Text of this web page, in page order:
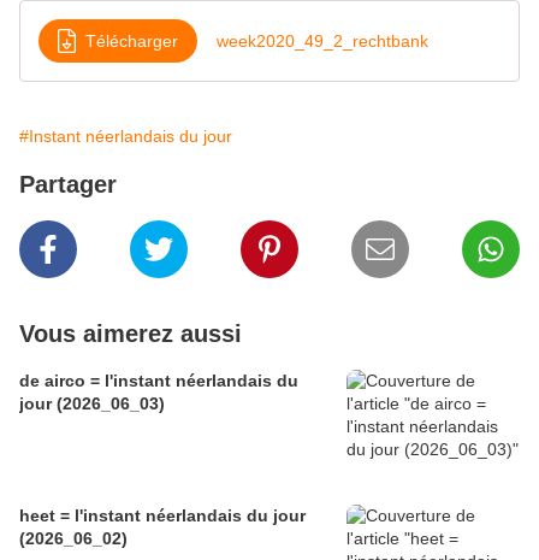
Télécharger week2020_49_2_rechtbank
#Instant néerlandais du jour
Partager
Vous aimerez aussi
de airco = l'instant néerlandais du
jour (2026_06_03)
heet = l'instant néerlandais du jour
(2026_06_02)